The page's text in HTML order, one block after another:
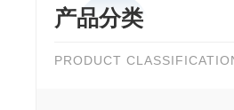
产品分类
PRODUCT